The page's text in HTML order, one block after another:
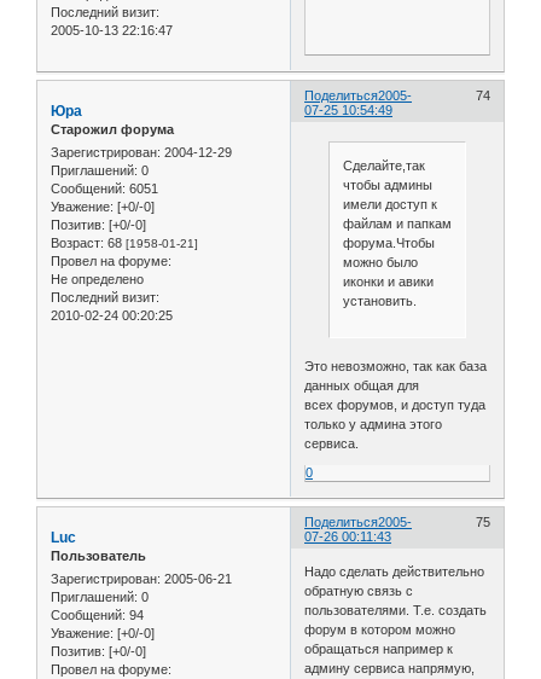
Последний визит:
2005-10-13 22:16:47
Поделиться 74
2005-
07-25 10:54:49
Юра
Старожил форума
Зарегистрирован: 2004-12-29
Приглашений: 0
Сообщений: 6051
Уважение: [+0/-0]
Позитив: [+0/-0]
Возраст: 68 [1958-01-21]
Провел на форуме:
Не определено
Последний визит:
2010-02-24 00:20:25
Сделайте,так
чтобы админы
имели доступ к
файлам и папкам
форума.Чтобы
можно было
иконки и авики
установить.
Это невозможно, так как база
данных общая для
всех форумов, и доступ туда
только у админа этого
сервиса.
0
Поделиться 75
2005-
07-26 00:11:43
Luc
Пользователь
Зарегистрирован: 2005-06-21
Приглашений: 0
Сообщений: 94
Уважение: [+0/-0]
Позитив: [+0/-0]
Провел на форуме:
Надо сделать действительно
обратную связь с
пользователями. Т.е. создать
форум в котором можно
обращаться например к
админу сервиса напрямую,